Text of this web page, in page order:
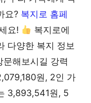
요? 복지로 홈페
요!
복지로에
다양한 복지 정보
해보시길 강력
원, 2인 가
3,893,541원, 5